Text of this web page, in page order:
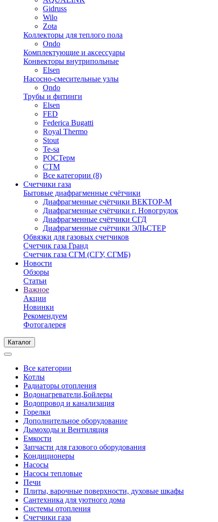
Gidruss
Wilo
Zota
Коллекторы для теплого пола
Ondo
Комплектующие и аксессуары
Конвекторы внутрипольные
Elsen
Насосно-смесительные узлы
Ondo
Трубы и фитинги
Elsen
FED
Federica Bugatti
Royal Thermo
Stout
Te-sa
РОСТерм
СТМ
Все категории (8)
Счетчики газа
Бытовые диафрагменные счётчики
Диафрагменные счётчики ВЕКТОР-М
Диафрагменные счётчики г. Новогрудок
Диафрагменные счётчики СГД
Диафрагменные счётчики ЭЛЬСТЕР
Обвязки для газовых счетчиков
Счетчик газа Гранд
Счетчик газа СГМ (СГУ, СГМБ)
Новости
Обзоры
Статьи
Важное
Акции
Новинки
Рекомендуем
Фотогалерея
Каталог
Все категории
Котлы
Радиаторы отопления
Водонагреватели,Бойлеры
Водопровод и канализация
Горелки
Дополнительное оборудование
Дымоходы и Вентиляция
Емкости
Запчасти для газового оборудования
Кондиционеры
Насосы
Насосы тепловые
Печи
Плиты, варочные поверхности, духовые шкафы
Сантехника для уютного дома
Системы отопления
Счетчики газа